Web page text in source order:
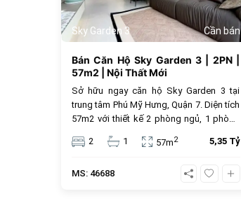
Sky Garden 3 Cần bán
Bán Căn Hộ Sky Garden 3 | 2PN |
57m2 | Nội Thất Mới
Sở hữu ngay căn hộ Sky Garden 3 tại
trung tâm Phú Mỹ Hưng, Quận 7. Diện tích
57m2 với thiết kế 2 phòng ngủ, 1 phòng
5.35 tỷ đồng, đây là lựa chọn an cư lý
trong cộng đồng văn minh.
2 1 57m2 5,35 Tỷ
MS: 46688